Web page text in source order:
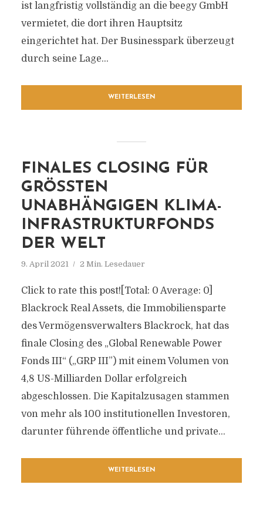
ist langfristig vollständig an die beegy GmbH
vermietet, die dort ihren Hauptsitz
eingerichtet hat. Der Businesspark überzeugt
durch seine Lage...
WEITERLESEN
FINALES CLOSING FÜR
GRÖSSTEN U
NABHÄNGIGEN KLIMA-I
NFRASTRUKTURFONDS D
ER WELT
9. April 2021 2 Min. Lesedauer
Click to rate this post![Total: 0 Average: 0]
Blackrock Real Assets, die Immobiliensparte
des Vermögensverwalters Blackrock, hat das
finale Closing des „Global Renewable Power
Fonds III“ („GRP III”) mit einem Volumen von
4,8 US-Milliarden Dollar erfolgreich
abgeschlossen. Die Kapitalzusagen stammen
von mehr als 100 institutionellen Investoren,
darunter führende öffentliche und private...
WEITERLESEN